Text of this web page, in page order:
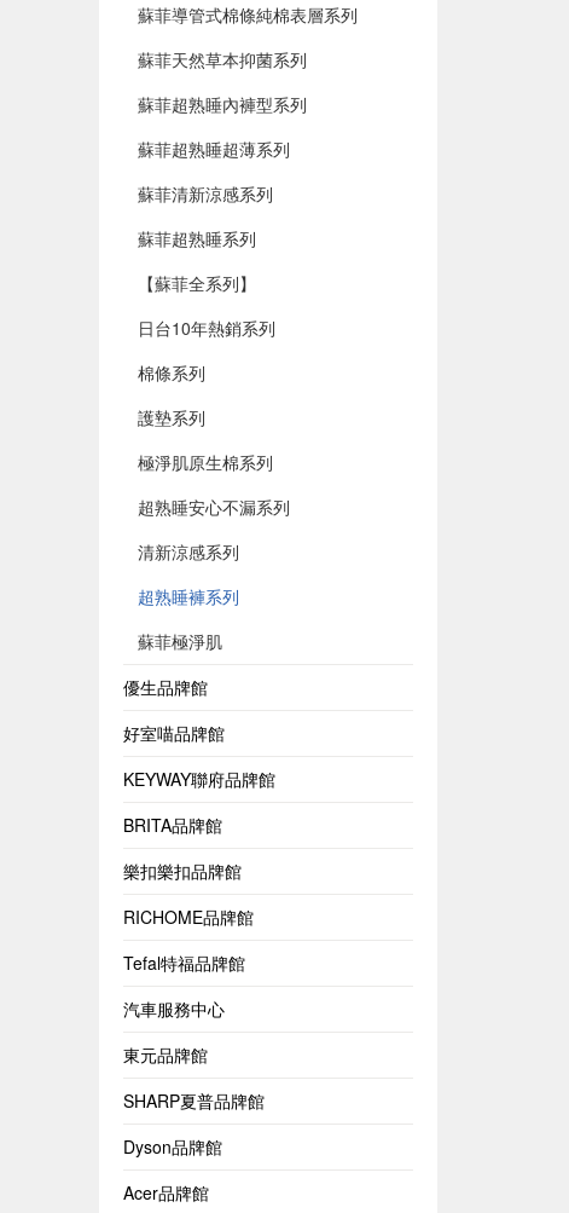
蘇菲導管式棉條純棉表層系列
蘇菲天然草本抑菌系列
蘇菲超熟睡內褲型系列
蘇菲超熟睡超薄系列
蘇菲清新涼感系列
蘇菲超熟睡系列
【蘇菲全系列】
日台10年熱銷系列
棉條系列
護墊系列
極淨肌原生棉系列
超熟睡安心不漏系列
清新涼感系列
超熟睡褲系列
蘇菲極淨肌
優生品牌館
好室喵品牌館
KEYWAY聯府品牌館
BRITA品牌館
樂扣樂扣品牌館
RICHOME品牌館
Tefal特福品牌館
汽車服務中心
東元品牌館
SHARP夏普品牌館
Dyson品牌館
Acer品牌館